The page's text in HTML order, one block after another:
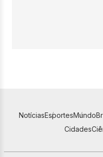
NotíciasEsportesMundo
Cidades